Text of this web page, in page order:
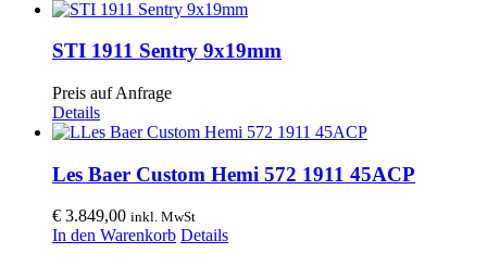
STI 1911 Sentry 9x19mm
Preis auf Anfrage
Details
Les Baer Custom Hemi 572 1911 45ACP
€ 3.849,00 inkl. MwSt
In den Warenkorb Details